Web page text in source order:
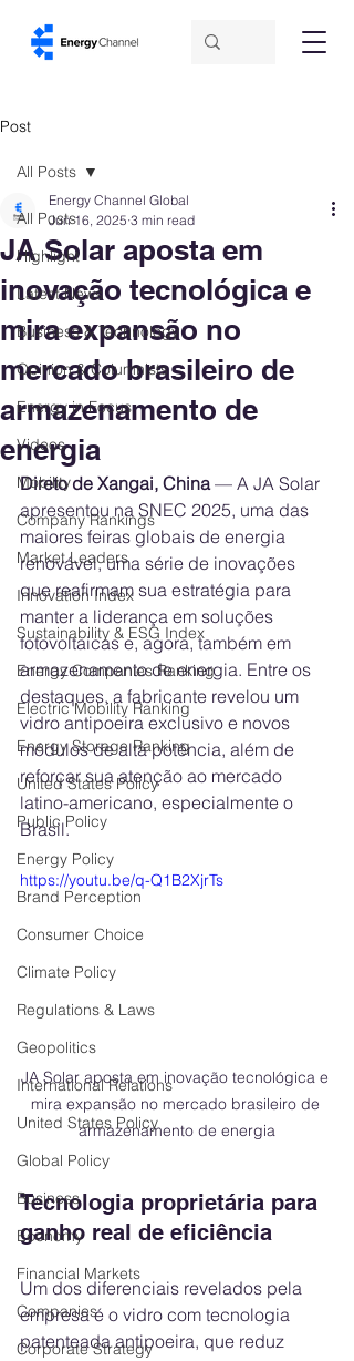
Post
All Posts
Highlight
Latest News
Business & Technology
Opinion & Columnists
Energy in Focus
Videos
Mobility
Company Rankings
Market Leaders
Innovation Index
Sustainability & ESG Index
Energy Companies Ranking
Electric Mobility Ranking
Energy Storage Ranking
United States Policy
Public Policy
Energy Policy
Brand Perception
Consumer Choice
Climate Policy
Regulations & Laws
Geopolitics
International Relations
United States Policy
Global Policy
Business
Economy
Financial Markets
Companies
Corporate Strategy
All Posts
JA Solar aposta em
inovação tecnológica e
mira expansão no
mercado brasileiro de
armazenamento de
energia
Energy Channel Global
Jun 16, 2025 3 min read
Direto de Xangai, China — A JA Solar
apresentou na SNEC 2025, uma das
maiores feiras globais de energia
renovável, uma série de inovações
que reafirmam sua estratégia para
manter a liderança em soluções
fotovoltaicas e, agora, também em
armazenamento de energia. Entre os
destaques, a fabricante revelou um
vidro antipoeira exclusivo e novos
módulos de alta potência, além de
reforçar sua atenção ao mercado
latino-americano, especialmente o
Brasil.
https://youtu.be/q-Q1B2XjrTs
JA Solar aposta em inovação tecnológica e
mira expansão no mercado brasileiro de
armazenamento de energia
Tecnologia proprietária para
ganho real de eficiência
Um dos diferenciais revelados pela
empresa é o vidro com tecnologia
patenteada antipoeira, que reduz